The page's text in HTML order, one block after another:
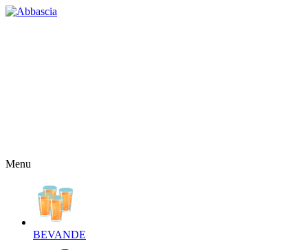
Menu
BEVANDE‎